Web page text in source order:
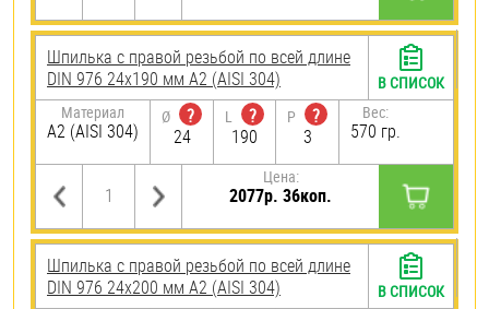
Шпилька с правой резьбой по всей длине
DIN 976 24х190 мм А2 (AISI 304)
Материал
А2 (AISI 304)
Ø
?
24
L
?
190
P
?
3
Вес:
570 гр.
Цена:
2077р. 36коп.
В СПИСОК
Шпилька с правой резьбой по всей длине
DIN 976 24х200 мм А2 (AISI 304)
В СПИСОК